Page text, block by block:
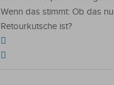
Wenn das stimmt: Ob das
Retourkutsche ist?